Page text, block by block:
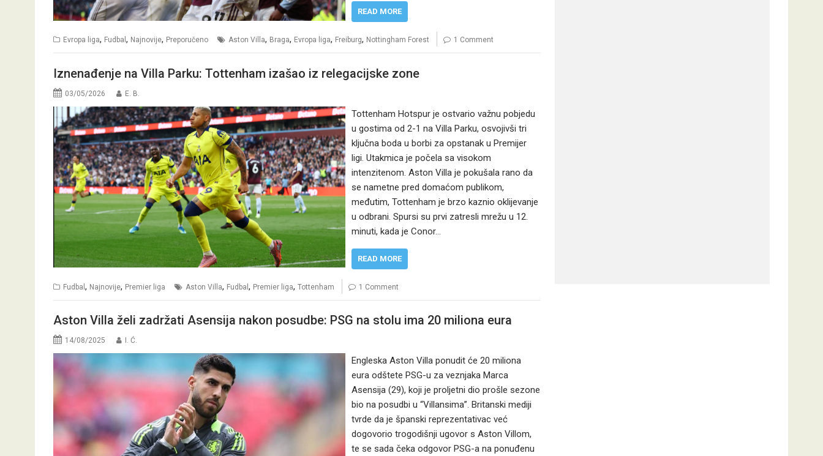
READ MORE
Evropa liga, Fudbal , Najnovije, Preporučeno Aston Villa, Braga, Evropa liga, Freiburg, Nottingham Forest 1 Comment
Iznenađenje na Villa Parku: Tottenham izašao iz relegacijske zone
03/05/2026 E. B.
Tottenham Hotspur je ostvario važnu pobjedu
u gostima od 2-1 na Villa Parku, osvojivši tri
ključna boda u borbi za opstanak u Premijer
ligi. Utakmica je počela sa visokom
intenzitenom. Aston Villa je pokušala rano da
se nametne pred domaćom publikom,
međutim, Tottenham je brzo kaznio oklijevanje
u odbrani. Spursi su prvi zatresli mrežu u 12.
minuti, kada je Conor…
READ MORE
Fudbal , Najnovije, Premier liga Aston Villa, Fudbal , Premier liga, Tottenham 1 Comment
Aston Villa želi zadržati Asensija nakon posudbe: PSG na stolu ima 20 miliona eura
14/08/2025 I. Ć.
Engleska Aston Villa ponudit će 20 miliona
eura odštete PSG-u za veznjaka Marca
Asensija (29), koji je proljetni dio prošle sezone
bio na posudbi u “Villansima”. Britanski mediji
tvrde da je španski reprezentativac već
dogovorio trogodišnji ugovor s Aston Villom,
te se sada čeka odgovor PSG-a na ponuđenu